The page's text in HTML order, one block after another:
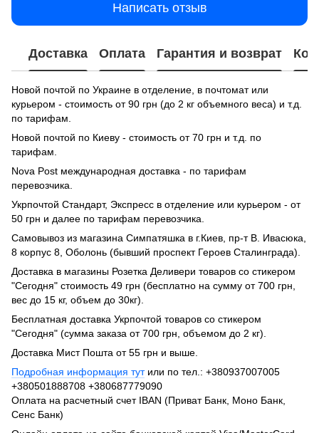
Написать отзыв
Доставка Оплата Гарантия и возврат
Новой почтой по Украине в отделение, в почтомат или
курьером - стоимость от 90 грн (до 2 кг объемного веса) и т.д.
по тарифам.
Новой почтой по Киеву - стоимость от 70 грн и т.д. по
тарифам.
Nova Post международная доставка - по тарифам
перевозчика.
Укрпочтой Стандарт, Экспресс в отделение или курьером - от
50 грн и далее по тарифам перевозчика.
Самовывоз из магазина Симпатяшка в г.Киев, пр-т В. Ивасюка,
8 корпус 8, Оболонь (бывший проспект Героев Сталинграда).
Доставка в магазины Розетка Деливери товаров со стикером
"Сегодня" стоимость 49 грн (бесплатно на сумму от 700 грн,
вес до 15 кг, объем до 30кг).
Бесплатная доставка Укрпочтой товаров со стикером
"Сегодня" (сумма заказа от 700 грн, объемом до 2 кг).
Доставка Мист Пошта от 55 грн и выше.
Подробная информация тутили по тел.: +380937007005
+380501888708 +380687779090
Оплата на расчетный счет IBAN (Приват Банк, Моно Банк,
Сенс Банк)